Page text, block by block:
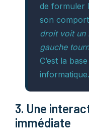
de formuler
son
droit voit un
gauche
C’est la
informatique.
3. Une
immédiate